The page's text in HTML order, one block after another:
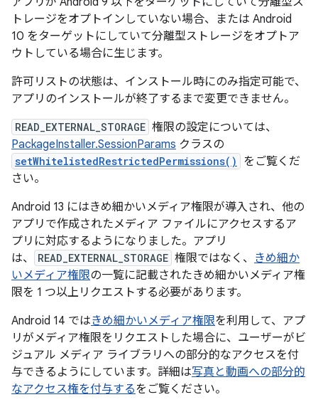
トレージをオプトインしていない場合、または Android
10 をターゲットにしていて分離型ストレージをオプトア
ウトしている場合に生じます。
許可リストの状態は、インストール時にのみ指定可能で、
アプリのインストールが終了するまで変更できません。
READ_EXTERNAL_STORAGE 権限の設定については、
PackageInstaller.SessionParams クラスの
setWhitelistedRestrictedPermissions()
をご覧くだ
さい。
Android 13 にはきめ細かいメディア権限が導入され、他の
アプリで作成されたメディア ファイルにアクセスするア
プリに対応するようになりました。アプリ
は、
READ_EXTERNAL_STORAGE 権限ではなく、 きめ細か
いメディア権限の一覧に記載されたきめ細かいメディア権
限を 1 つ以上リクエストする必要があります。
Android 14 ではきめ細かいメディア権限を利用して、アプ
リがメディア権限をリクエストした場合に、ユーザーがビ
ジュアル メディア ライブラリへの部分的なアクセスを付
与できるようにしています。詳細は写真と動画への部分的
なアクセス権を付与するをご覧ください。